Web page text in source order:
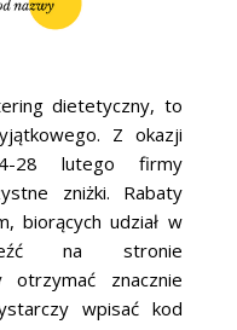
dietetyczny, to
Z okazji
28 lutego firmy
zniżki. Rabaty
biorących udział w
na stronie
otrzymać znacznie
wpisać kod